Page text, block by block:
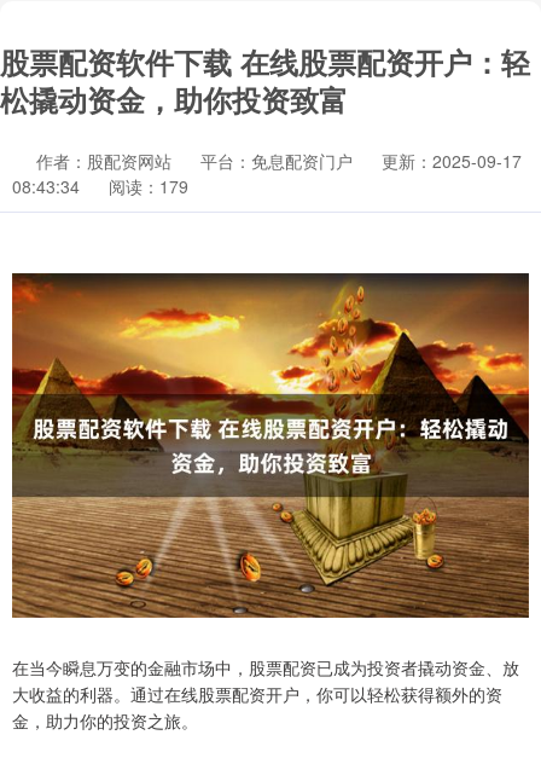
股票配资软件下载 在线股票配资开户：轻
松撬动资金，助你投资致富
作者：股配资网站 平台：免息配资门户
更新：2025-09-17
08:43:34
阅读：179
在当今瞬息万变的金融市场中，股票配资已成为投资者撬动资金、放
大收益的利器。通过在线股票配资开户，你可以轻松获得额外的资
金，助力你的投资之旅。